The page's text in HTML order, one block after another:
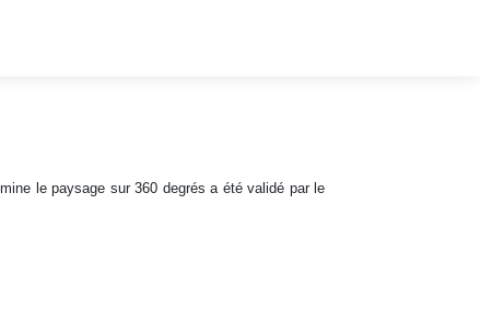
le paysage sur 360 degrés a été validé par le